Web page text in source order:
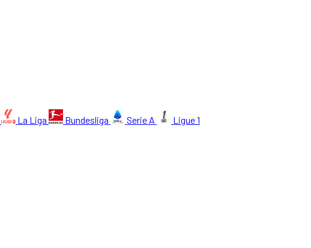
La Liga Bundesliga Serie A
Ligue 1